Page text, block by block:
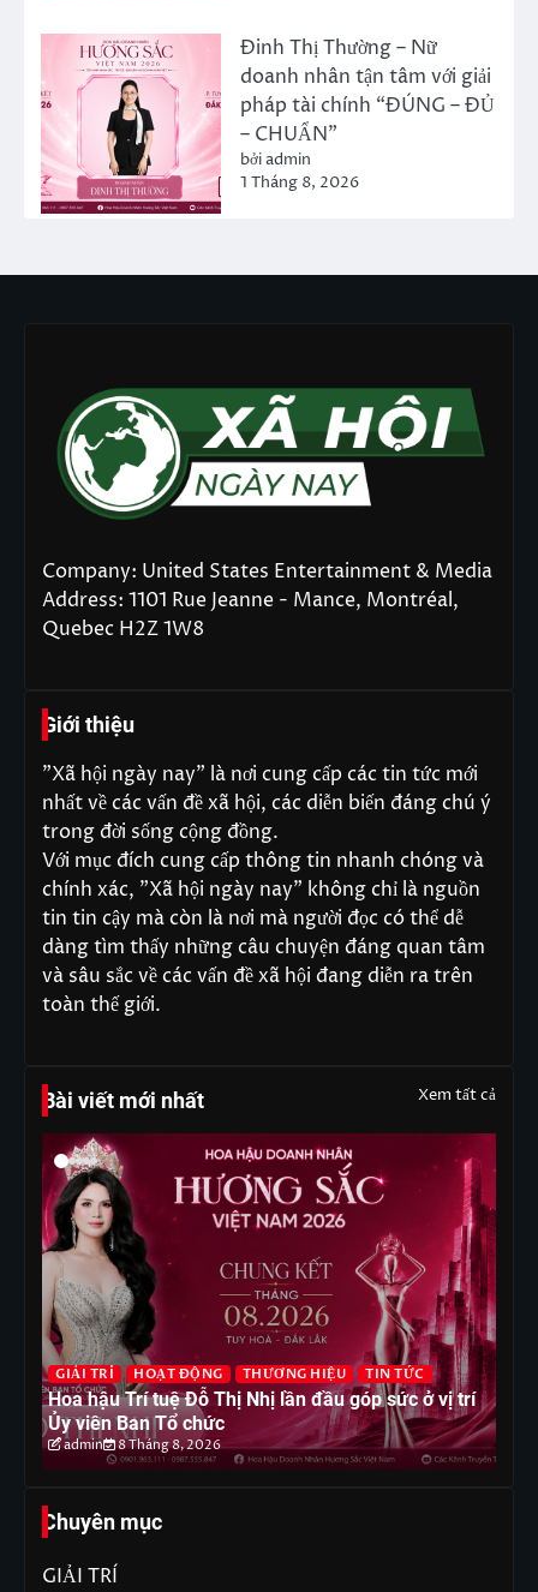
Đinh Thị Thường – Nữ
doanh nhân tận tâm với giải
pháp tài chính “ĐÚNG – ĐỦ
– CHUẨN”
bởi admin
1 Tháng 8, 2026
Company: United States Entertainment & Media
Address: 1101 Rue Jeanne - Mance, Montréal,
Quebec H2Z 1W8
Giới thiệu
"Xã hội ngày nay" là nơi cung cấp các tin tức mới
nhất về các vấn đề xã hội, các diễn biến đáng chú ý
trong đời sống cộng đồng.
Với mục đích cung cấp thông tin nhanh chóng và
chính xác, "Xã hội ngày nay" không chỉ là nguồn
tin tin cậy mà còn là nơi mà người đọc có thể dễ
dàng tìm thấy những câu chuyện đáng quan tâm
và sâu sắc về các vấn đề xã hội đang diễn ra trên
toàn thế giới.
Bài viết mới nhất Xem tất cả
GIẢI TRÍ HOẠT ĐỘNG THƯƠNG HIỆU TIN TỨC
Hoa hậu Trí tuệ Đỗ Thị Nhị lần đầu góp sức ở vị trí
Ủy viên Ban Tổ chức
admin 8 Tháng 8, 2026
Chuyên mục
GIẢI TRÍ